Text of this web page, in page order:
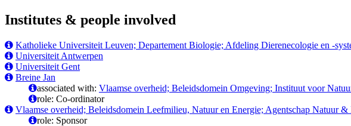
Institutes & people involved
Katholieke Universiteit Leuven; Departement Biologie; Afdeling Dierenecologie en -
Universiteit Antwerpen
Universiteit Gent
Breine Jan
associated with: Vlaamse overheid; Beleidsdomein Omgeving; Instituut voor
role: Co-ordinator
Vlaamse overheid; Beleidsdomein Leefmilieu, Natuur en Energie; Agentschap Natuur &
role: Sponsor